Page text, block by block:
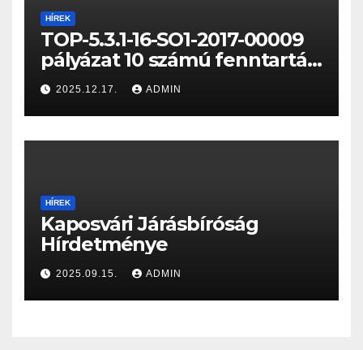
HÍREK
TOP-5.3.1-16-SO1-2017-00009
pályázat 10 számú fenntartási
jelentése
2025.12.17. ADMIN
HÍREK
Kaposvári Járásbíróság
Hírdetménye
2025.09.15. ADMIN